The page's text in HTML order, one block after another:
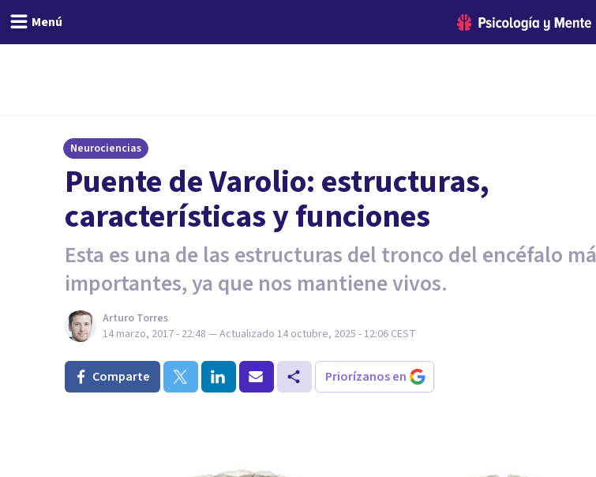
Menú
Neurociencias
Puente de Varolio: estructuras,
características y funciones
Esta es una de las estructuras del tronco del encéfalo
importantes, ya que nos mantiene vivos.
Arturo Torres
14 marzo, 2017 - 22:48 — Actualizado 14 octubre, 2025 - 12:06 CEST
Comparte Priorízanos en